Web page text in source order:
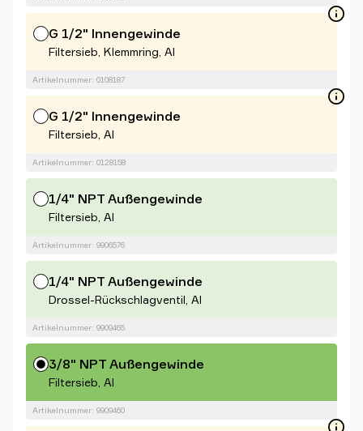
G 1/2" Innengewinde
Filtersieb, Klemmring, Al
Artikelnummer: 0108187
G 1/2" Innengewinde
Filtersieb, Al
Artikelnummer: 0128158
1/4" NPT Außengewinde
Filtersieb, Al
Artikelnummer: 9906576
1/4" NPT Außengewinde
Drossel-Rückschlagventil, Al
Artikelnummer: 9909465
3/8" NPT Außengewinde
Filtersieb, Al
Artikelnummer: 9909460